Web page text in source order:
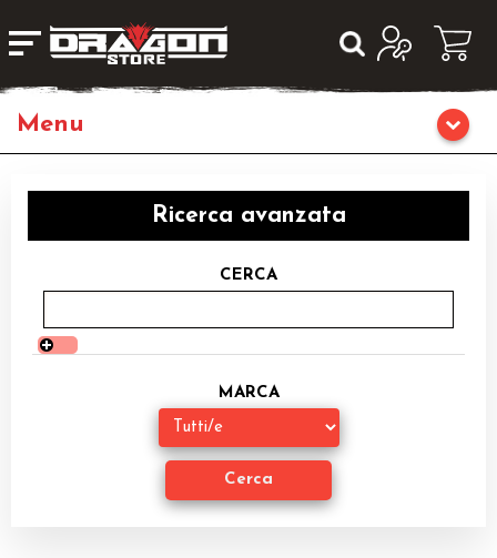
Giochi di Ruolo
Librigame
Editoria
Giochi di Carte Collezionabili
Ricerca avanzata
CERCA
MARCA